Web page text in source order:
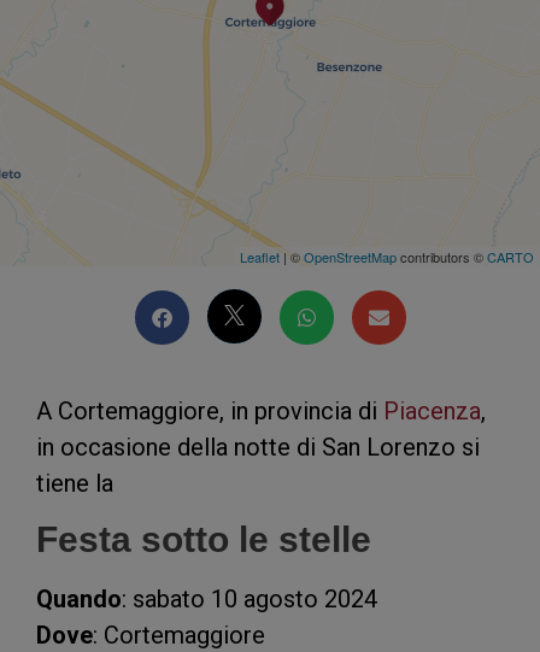
Leaflet | ©OpenStreetMapcontributors ©CARTO
A Cortemaggiore, in provincia di Piacenza,
in occasione della notte di San Lorenzo si
tiene la
Festa sotto le stelle
Quando: sabato 10 agosto 2024
Dove: Cortemaggiore